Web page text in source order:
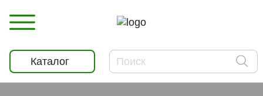
Каталог